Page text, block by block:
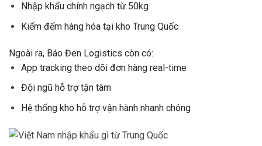
Nhập khẩu chính ngạch từ 50kg
Kiểm đếm hàng hóa tại kho Trung Quốc
Ngoài ra, Báo Đen Logistics còn có:
App tracking theo dõi đơn hàng real-time
Đội ngũ hỗ trợ tận tâm
Hệ thống kho hỗ trợ vận hành nhanh chóng